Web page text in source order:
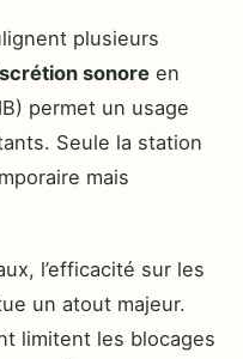
plusieurs
sonore en
permet un usage
Seule la station
mais
l’efficacité sur les
un atout majeur.
limitent les blocages